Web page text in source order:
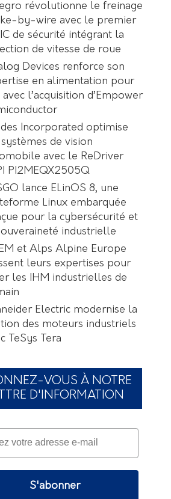
révolutionne le freinage
by-wire avec le premier
de sécurité intégrant la
de vitesse de roue
Devices renforce son
en alimentation pour
avec l’acquisition d’Empower
Incorporated optimise
de vision
avec le ReDriver
PI2MEQX2505Q
lance ELinOS 8, une
Linux embarquée
pour la cybersécurité et
industrielle
et Alps Alpine Europe
leurs expertises pour
les IHM industrielles de
Electric modernise la
des moteurs industriels
TeSys Tera
VOUS À NOTRE
D'INFORMATION
S'abonner